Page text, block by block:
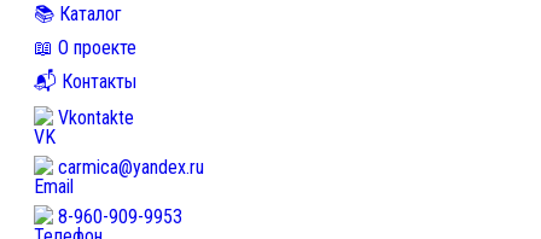
📚 Каталог
📖 О проекте
📬 Контакты
Vkontakte
carmica@yandex.ru
8-960-909-9953